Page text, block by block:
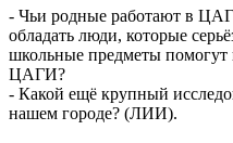
- Чьи родные работают в
обладать люди, которые
школьные предметы помогут
ЦАГИ?
- Какой ещё крупный
нашем городе? (ЛИИ).